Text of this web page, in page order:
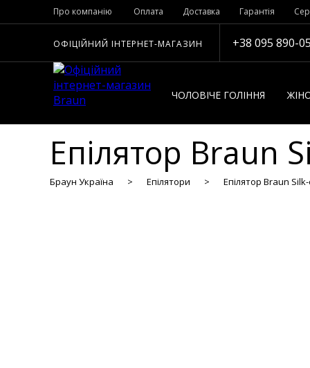
Про компанію Оплата Доставка Гарантія
ОФІЦІЙНИЙ ІНТЕРНЕТ-МАГАЗИН +38 095 890-
ЧОЛОВІЧЕ ГОЛІННЯ
Епілятор Braun
Браун Україна Епілятори Епілятор Braun